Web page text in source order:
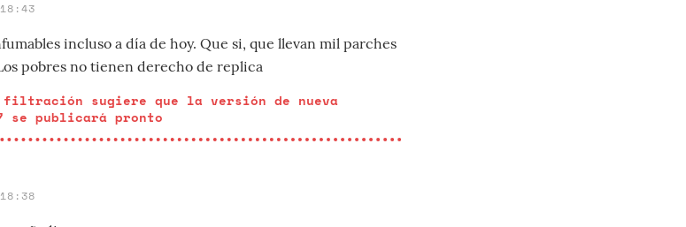
incluso a día de hoy. Que si, que llevan mil parches
pobres no tienen derecho de replica
filtración sugiere que la versión de nueva
se publicará pronto